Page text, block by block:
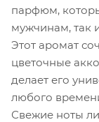
парфюм,
мужчинам, так
Этот аромат
цветочные
делает его
любого
Свежие ноты